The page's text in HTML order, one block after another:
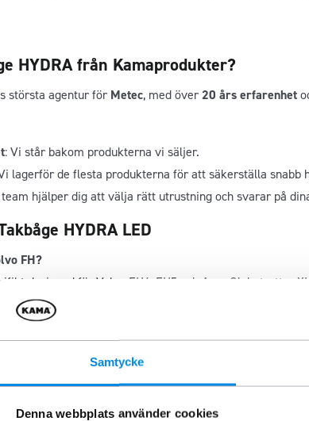
Samtycke
Denna webbplats använder cookies
HYDRA från Kamaprodukter?
största agentur för Metec, med över20 års erfarenhet
: Vi står bakom produkterna vi säljer.
lagerför de flesta produkterna för att säkerställa snabb
hjälper dig att välja rätt utrustning och svarar på
HYDRA LED
FH?
designad för Volvo FH4, FH5 och Aero Globetrotter
17 infällda LED-lampor, så du behöver inte köpa till dem
själv?
vilket gör monteringen enkel. Det ingår